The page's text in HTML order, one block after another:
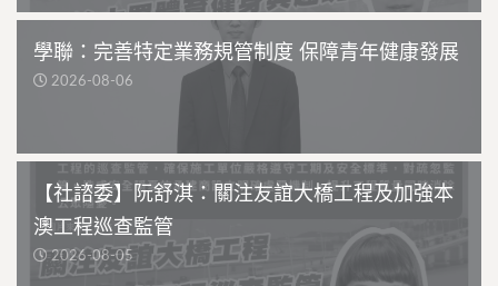
學聯：完善特定業務規管制度 保障青年健康發展
2026-08-06
【社諮委】阮舒淇：關注友誼大橋工程及加強本
澳工程巡查監管
2026-08-05